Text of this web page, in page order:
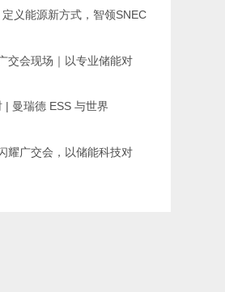
义能源新方式，智领SNEC
交会现场｜以专业储能对
| 曼瑞德 ESS 与世界
耀广交会，以储能科技对